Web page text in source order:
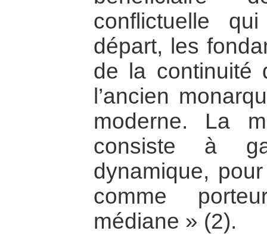
conflictuelle
départ, les
de la continuité
l’ancien
moderne. La
consiste à
dynamique,
comme
médiane » (2).